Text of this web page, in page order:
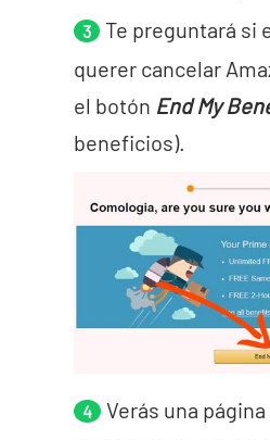
Te preguntará si
querer cancelar
el botón End My
beneficios).
Verás una